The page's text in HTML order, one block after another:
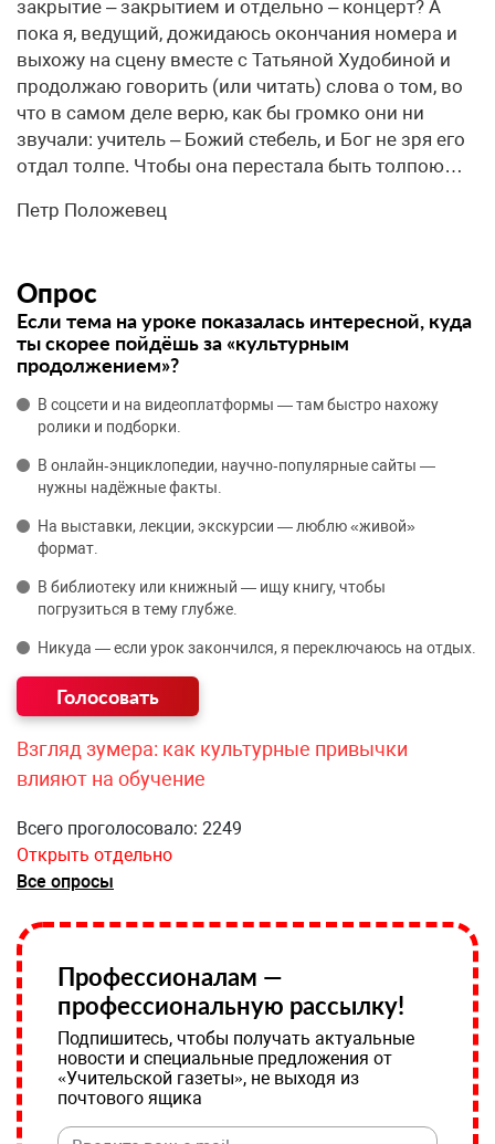
закрытие – закрытием и отдельно – концерт? А
пока я, ведущий, дожидаюсь окончания номера и
выхожу на сцену вместе с Татьяной Худобиной и
продолжаю говорить (или читать) слова о том, во
что в самом деле верю, как бы громко они ни
звучали: учитель – Божий стебель, и Бог не зря его
отдал толпе. Чтобы она перестала быть толпою…
Петр Положевец
Опрос
Если тема на уроке показалась интересной, куда
ты скорее пойдёшь за «культурным
продолжением»?
В соцсети и на видеоплатформы — там быстро нахожу
ролики и подборки.
В онлайн‑энциклопедии, научно‑популярные сайты —
нужны надёжные факты.
На выставки, лекции, экскурсии — люблю «живой»
формат.
В библиотеку или книжный — ищу книгу, чтобы
погрузиться в тему глубже.
Никуда — если урок закончился, я переключаюсь на отдых.
Взгляд зумера: как культурные привычки
влияют на обучение
Всего проголосовало: 2249
Открыть отдельно
Все опросы
Профессионалам —
профессиональную рассылку!
Подпишитесь, чтобы получать актуальные
новости и специальные предложения от
«Учительской газеты», не выходя из
почтового ящика